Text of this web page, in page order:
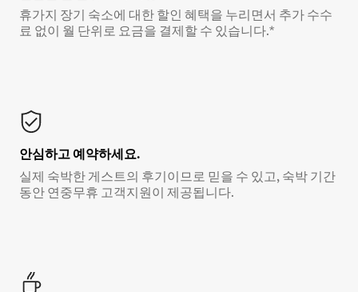
휴가지 장기 숙소에 대한 할인 혜택을 누리면서 추가 수수
료 없이 월 단위로 요금을 결제할 수 있습니다.*
안심하고 예약하세요.
실제 숙박한 게스트의 후기이므로 믿을 수 있고, 숙박 기간
동안 연중무휴 고객지원이 제공됩니다.